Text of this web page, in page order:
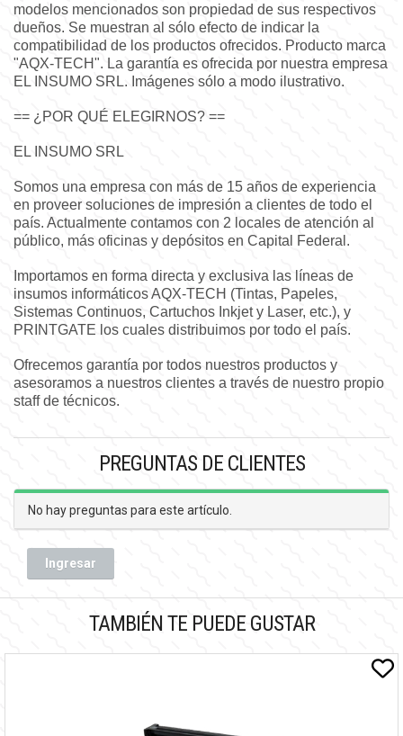
modelos mencionados son propiedad de sus respectivos
dueños. Se muestran al sólo efecto de indicar la
compatibilidad de los productos ofrecidos. Producto marca
"AQX-TECH". La garantía es ofrecida por nuestra empresa
EL INSUMO SRL. Imágenes sólo a modo ilustrativo.
== ¿POR QUÉ ELEGIRNOS? ==
EL INSUMO SRL
Somos una empresa con más de 15 años de experiencia
en proveer soluciones de impresión a clientes de todo el
país. Actualmente contamos con 2 locales de atención al
público, más oficinas y depósitos en Capital Federal.
Importamos en forma directa y exclusiva las líneas de
insumos informáticos AQX-TECH (Tintas, Papeles,
Sistemas Continuos, Cartuchos Inkjet y Laser, etc.), y
PRINTGATE los cuales distribuimos por todo el país.
Ofrecemos garantía por todos nuestros productos y
asesoramos a nuestros clientes a través de nuestro propio
staff de técnicos.
PREGUNTAS DE CLIENTES
No hay preguntas para este artículo.
Ingresar
TAMBIÉN TE PUEDE GUSTAR